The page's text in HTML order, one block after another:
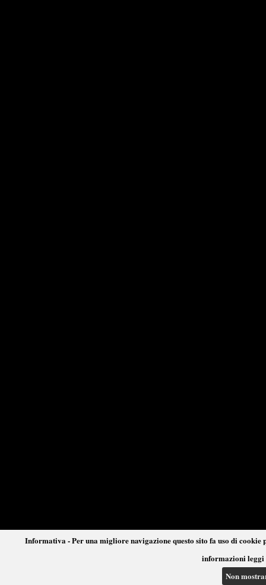
Informativa - Per una migliore navigazione questo sito fa uso di
informazioni leggi
Non